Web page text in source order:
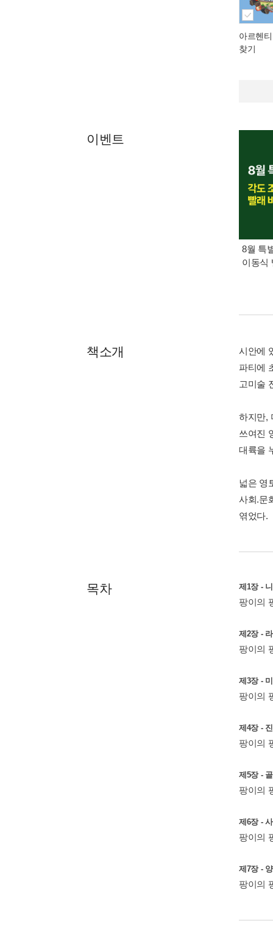
아르헨
찾기
이벤트
8월 특
이동식
책소개
시안에
파티에
고미술
하지만,
쓰여진
대륙을
넓은 영
사회.문
엮었다.
목차 제1장 -
팡이의
제2장 -
팡이의
제3장 -
팡이의
제4장 -
팡이의
제5장 -
팡이의
제6장 -
팡이의
제7장 -
팡이의